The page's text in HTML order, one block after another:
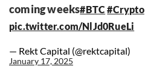
coming weeks#BTC#Crypto
pic.twitter.com/NlJd0RueLi
— Rekt Capital (@rektcapital)
January 17, 2025